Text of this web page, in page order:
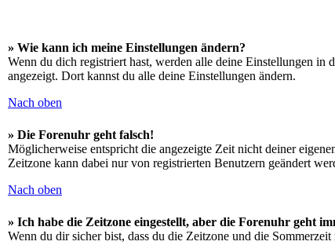
» Wie kann ich meine Einstellungen ändern?
Wenn du dich registriert hast, werden alle deine Einstellungen in
angezeigt. Dort kannst du alle deine Einstellungen ändern.
Nach oben
» Die Forenuhr geht falsch!
Möglicherweise entspricht die angezeigte Zeit nicht deiner
Zeitzone kann dabei nur von registrierten Benutzern geändert
Nach oben
» Ich habe die Zeitzone eingestellt, aber die Forenuhr geht
Wenn du dir sicher bist, dass du die Zeitzone und die